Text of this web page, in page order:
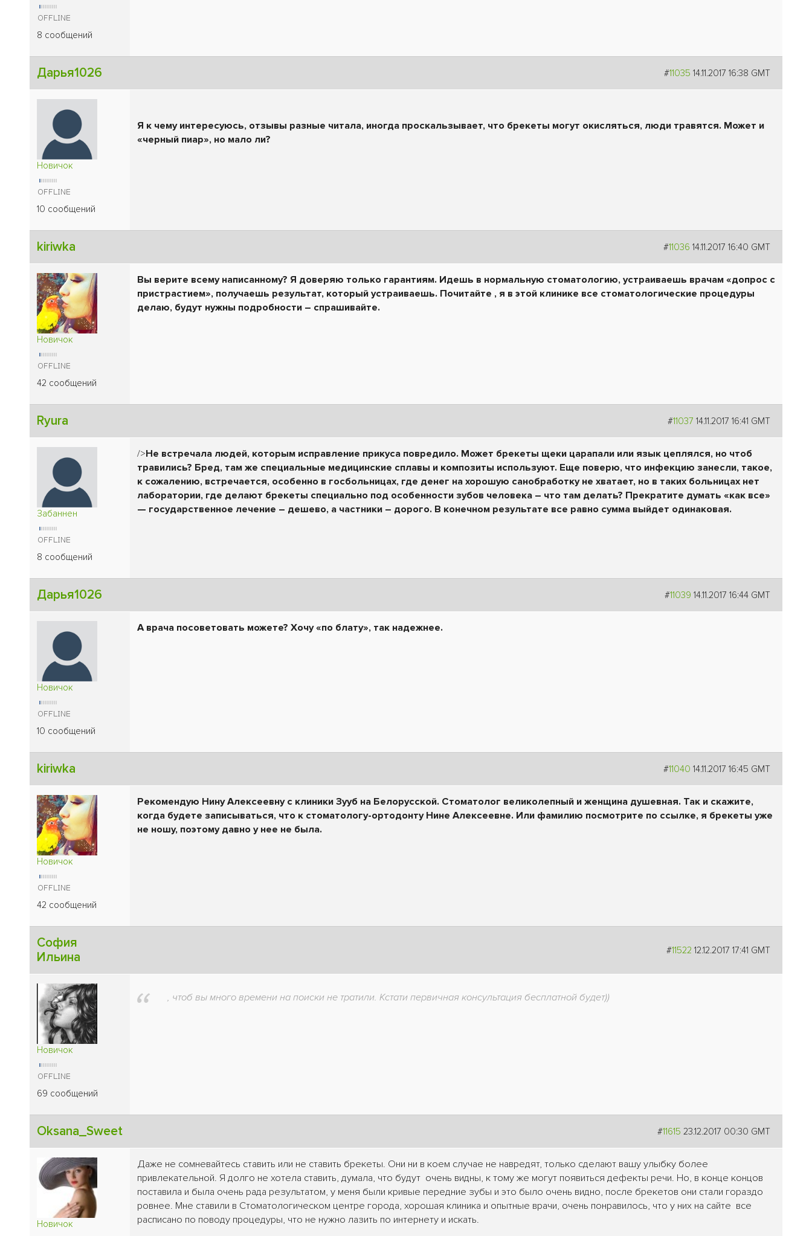
8 сообщений
Дарья1026 #11035 14.11.2017 16:38 GMT
Новичок
10 сообщений
Я к чему интересуюсь, отзывы разные читала, иногда проскальзывает, что брекеты могут окисляться, люди травятся. Может и
«черный пиар», но мало ли?
kiriwka #11036 14.11.2017 16:40 GMT
Новичок
42 сообщений
Вы верите всему написанному? Я доверяю только гарантиям. Идешь в нормальную стоматологию, устраиваешь врачам «допрос с
пристрастием», получаешь результат, который устраиваешь. Почитайте , я в этой клинике все стоматологические процедуры
делаю, будут нужны подробности – спрашивайте.
Ryura #11037 14.11.2017 16:41 GMT
Забаннен
8 сообщений
/>Не встречала людей, которым исправление прикуса повредило. Может брекеты щеки царапали или язык цеплялся, но чтоб
травились? Бред, там же специальные медицинские сплавы и композиты используют. Еще поверю, что инфекцию занесли, такое,
к сожалению, встречается, особенно в госбольницах, где денег на хорошую санобработку не хватает, но в таких больницах нет
лаборатории, где делают брекеты специально под особенности зубов человека – что там делать? Прекратите думать «как все»
— государственное лечение – дешево, а частники – дорого. В конечном результате все равно сумма выйдет одинаковая.
Дарья1026 #11039 14.11.2017 16:44 GMT
Новичок
10 сообщений
А врача посоветовать можете? Хочу «по блату», так надежнее.
kiriwka #11040 14.11.2017 16:45 GMT
Новичок
42 сообщений
Рекомендую Нину Алексеевну с клиники Зууб на Белорусской. Стоматолог великолепный и женщина душевная. Так и скажите,
когда будете записываться, что к стоматологу-ортодонту Нине Алексеевне. Или фамилию посмотрите по ссылке, я брекеты уже
не ношу, поэтому давно у нее не была.
София
Ильина
#11522 12.12.2017 17:41 GMT
Новичок
69 сообщений
, чтоб вы много времени на поиски не тратили. Кстати первичная консультация бесплатной будет))
Oksana_Sweet #11615 23.12.2017 00:30 GMT
Новичок
Даже не сомневайтесь ставить или не ставить брекеты. Они ни в коем случае не навредят, только сделают вашу улыбку более
привлекательной. Я долго не хотела ставить, думала, что будут очень видны, к тому же могут появиться дефекты речи. Но, в конце концов
поставила и была очень рада результатом, у меня были кривые передние зубы и это было очень видно, после брекетов они стали гораздо
ровнее. Мне ставили в Стоматологическом центре города, хорошая клиника и опытные врачи, очень понравилось, что у них на сайте все
расписано по поводу процедуры, что не нужно лазить по интернету и искать.